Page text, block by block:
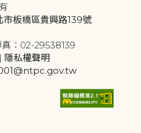
板橋區貴興路139號
：02-29538139
| 隱私權聲明